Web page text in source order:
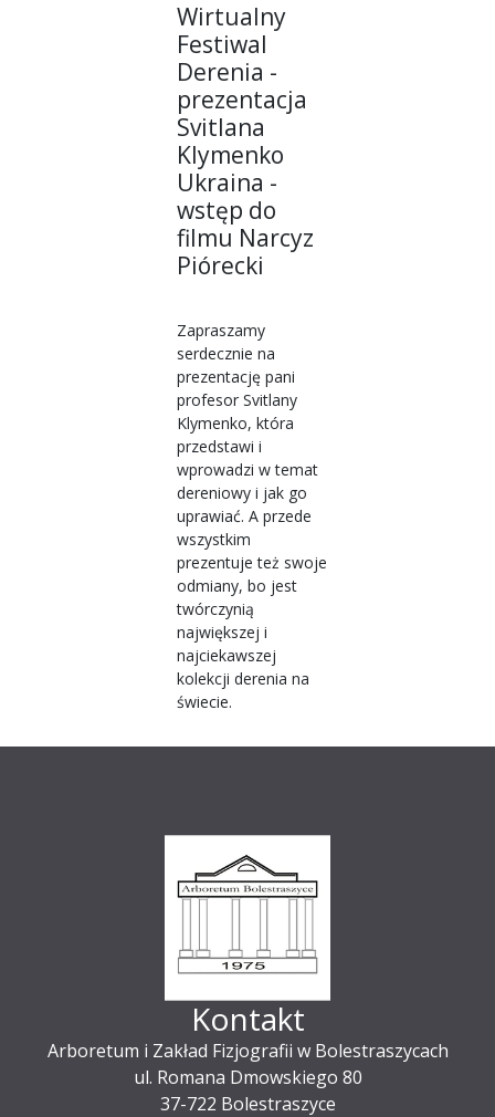
Wirtualny
Festiwal
Derenia -
prezentacja
Svitlana
Klymenko
Ukraina -
wstęp do
filmu Narcyz
Piórecki
Zapraszamy
serdecznie na
prezentację pani
profesor Svitlany
Klymenko, która
przedstawi i
wprowadzi w temat
dereniowy i jak go
uprawiać. A przede
wszystkim
prezentuje też swoje
odmiany, bo jest
twórczynią
największej i
najciekawszej
kolekcji derenia na
świecie.
Kontakt
Arboretum i Zakład Fizjografii w Bolestraszycach
ul. Romana Dmowskiego 80
37-722 Bolestraszyce